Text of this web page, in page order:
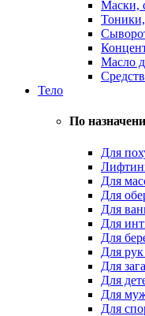
Маски,
Масло
Тело
По
Для
Для
Для
Для
Для
Для
Для
Для
Для
Для
Для